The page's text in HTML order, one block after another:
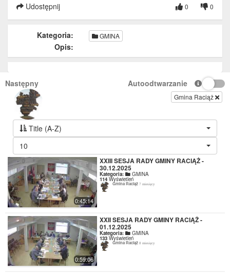
Udostępnij 0
0
Kategoria: GMINA
Opis:
Następny Autoodtwarzanie
Gmina Raciąż
Title (A-Z)
10
0:45:14
XXIII SESJA RADY GMINY RACIĄŻ -
30.12.2025
Kategoria: GMINA
114 Wyświetleń
Gmina Raciąż7 miesięcy
0:59:06
XXII SESJA RADY GMINY RACIĄŻ -
01.12.2025
Kategoria: GMINA
133 Wyświetleń
Gmina Raciąż8 miesięcy